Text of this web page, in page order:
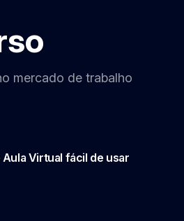
mercado de trabalho
Aula Virtual fácil de usar